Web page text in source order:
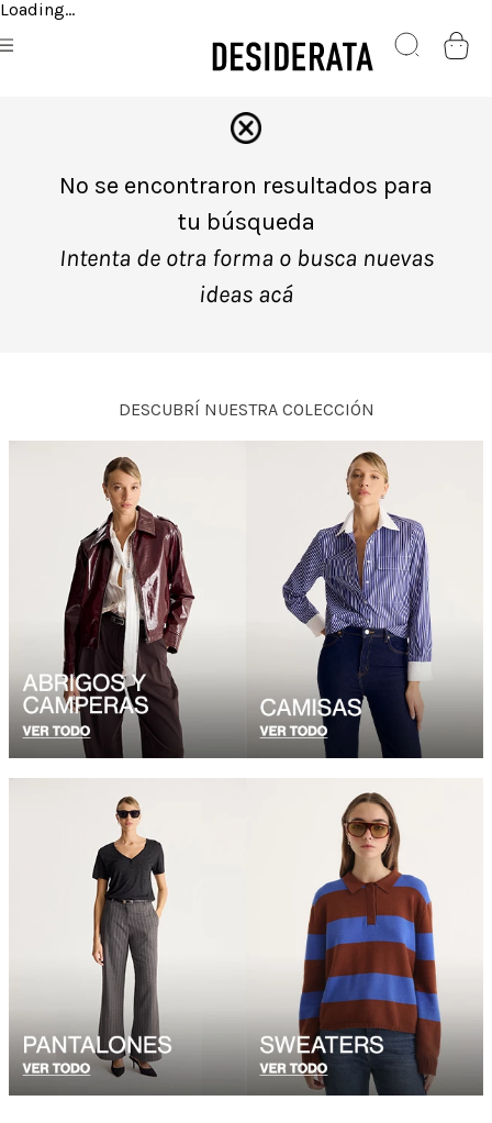
Loading...
No se encontraron resultados para
tu búsqueda
Intenta de otra forma o busca nuevas
ideas acá
DESCUBRÍ NUESTRA COLECCIÓN